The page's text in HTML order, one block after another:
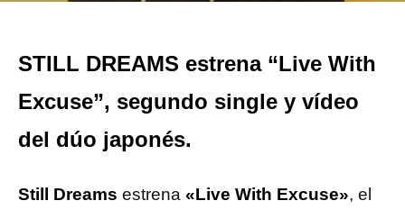
STILL DREAMS estrena “Live With
Excuse”, segundo single y vídeo
del dúo japonés.
Still Dreams estrena «Live With Excuse», el